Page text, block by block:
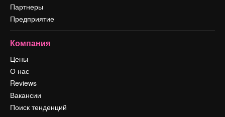
Партнеры
Предприятие
Компания
Цены
О нас
Reviews
Вакансии
Поиск тенденций